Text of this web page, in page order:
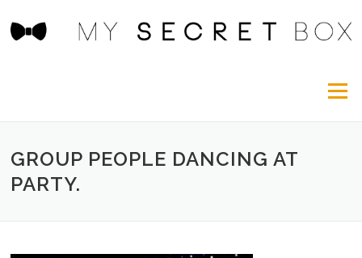
contenu
Menu
GROUP PEOPLE DANCING AT
PARTY.